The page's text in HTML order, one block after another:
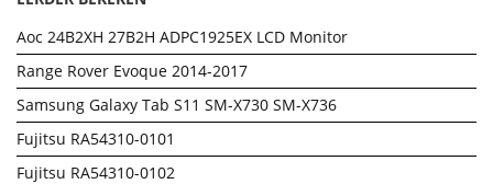
Aoc 24B2XH 27B2H ADPC1925EX LCD Monitor
Range Rover Evoque 2014-2017
Samsung Galaxy Tab S11 SM-X730 SM-X736
Fujitsu RA54310-0101
Fujitsu RA54310-0102